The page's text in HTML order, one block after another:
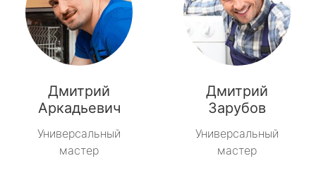
Дмитрий
Аркадьевич
Универсальный
мастер
Дмитрий
Зарубов
Универсальный
мастер